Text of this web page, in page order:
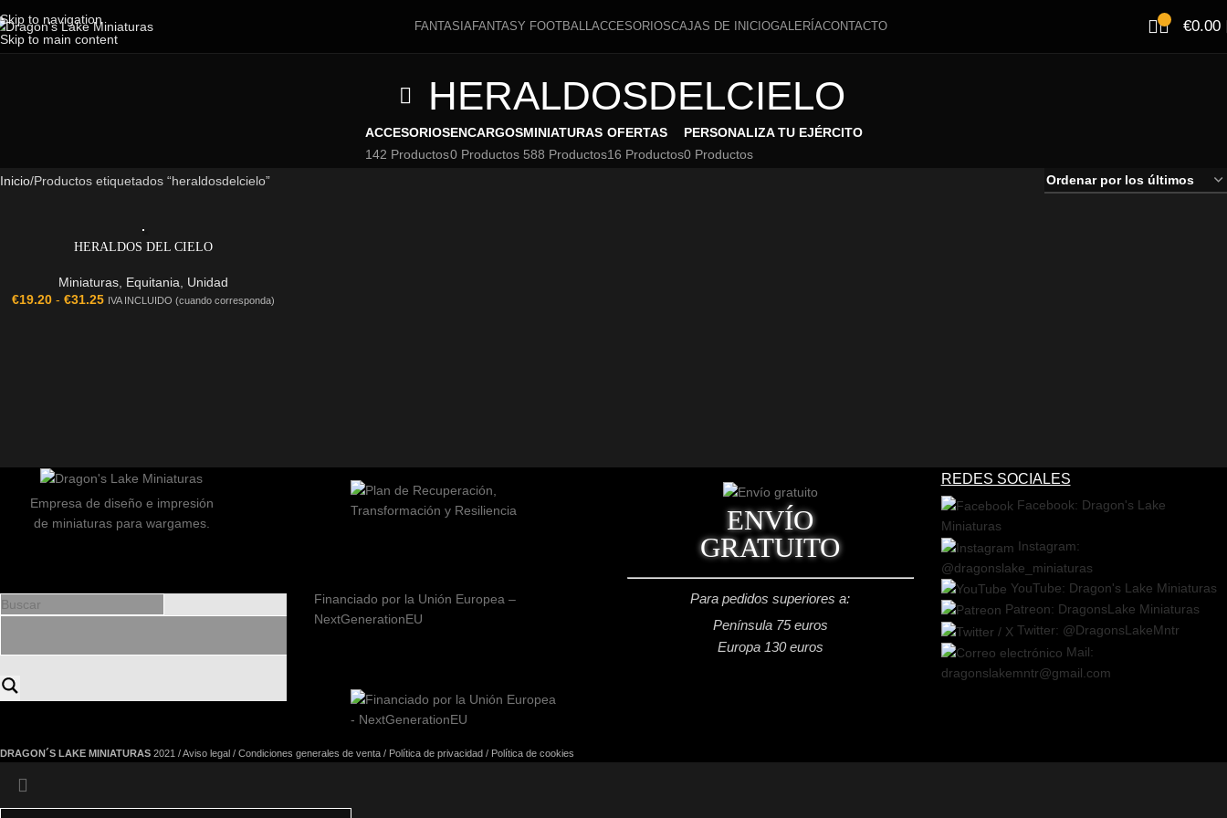
Skip to navigation
Skip to main content
FANTASIAFANTASY FOOTBALLACCESORIOSCAJAS DE INICIOGALERÍACONTACTO €0.00
HERALDOSDELCIELO
ACCESORIOS
142 Productos
ENCARGOS
0 Productos
MINIATURAS
588 Productos
OFERTAS
16 Productos
PERSONALIZA TU EJÉRCITO
0 Productos
Inicio Productos etiquetados “heraldosdelcielo”
HERALDOS DEL CIELO
Miniaturas, Equitania
Unidad
€19.20 - €31.25 IVA INCLUIDO (cuando corresponda)
Empresa de diseño e impresión
de miniaturas para wargames.
Financiado por la Unión Europea –
NextGenerationEU
ENVÍO
GRATUITO
Para pedidos superiores a:
Península 75 euros
Europa 130 euros
REDES SOCIALES
Facebook: Dragon's Lake
Miniaturas
Instagram:
@dragonslake_miniaturas
YouTube: Dragon's Lake Miniaturas
Patreon: DragonsLake Miniaturas
Twitter: @DragonsLakeMntr
Mail:
dragonslakemntr@gmail.com
DRAGON´S LAKE MINIATURAS 2021 /Aviso legal / Condiciones generales de venta / Política de privacidad / Política de cookies